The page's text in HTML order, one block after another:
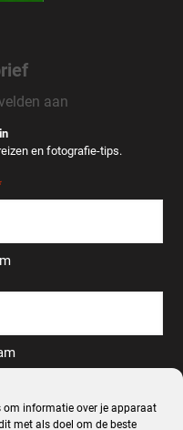
om informatie over je apparaat
met als doel om de beste
aan
en fotografie-tips.